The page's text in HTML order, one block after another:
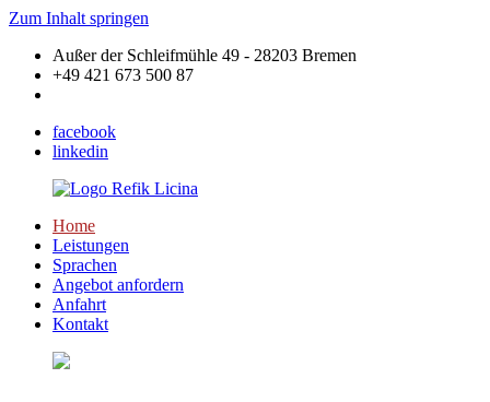
Zum Inhalt springen
Außer der Schleifmühle 49 - 28203 Bremen
+49 421 673 500 87
facebook
linkedin
Dolmetscher
und
Übersetzungsservice
Bremen
Home
Leistungen
Sprachen
Angebot anfordern
Anfahrt
Kontakt